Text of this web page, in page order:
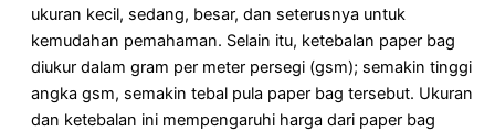
ukuran kecil, sedang, besar, dan seterusnya untuk
kemudahan pemahaman. Selain itu, ketebalan paper bag
diukur dalam gram per meter persegi (gsm); semakin tinggi
angka gsm, semakin tebal pula paper bag tersebut. Ukuran
dan ketebalan ini mempengaruhi harga dari paper bag